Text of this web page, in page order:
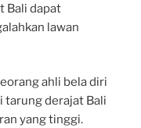
Bali dapat
lawan
ahli bela diri
tarung derajat Bali
yang tinggi.